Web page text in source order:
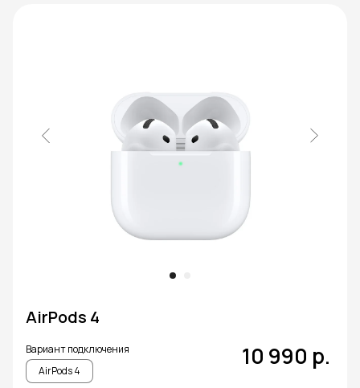
AirPods 4
10 990 р.
Вариант подключения
AirPods 4